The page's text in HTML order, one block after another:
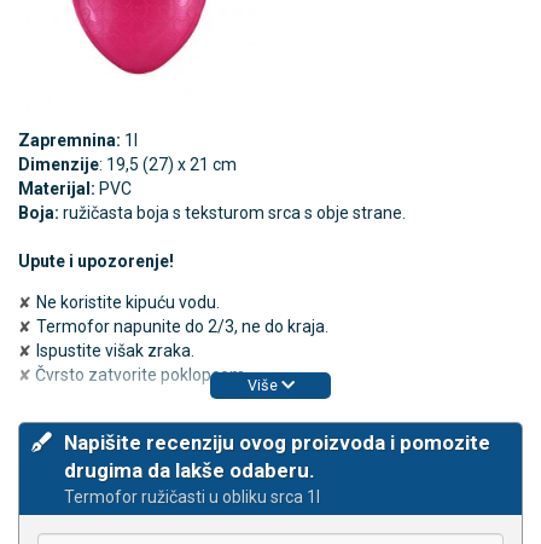
Zapremnina: 1l
Dimenzije: 19,5 (27) x 21 cm
Materijal: PVC
Boja: ružičasta boja s teksturom srca s obje strane.
Upute i upozorenje!
✘ Ne koristite kipuću vodu.
✘ Termofor napunite do 2/3, ne do kraja.
✘ Ispustite višak zraka.
✘ Čvrsto zatvorite poklopcem.
Više
Napišite recenziju ovog proizvoda i pomozite
drugima da lakše odaberu.
Termofor ružičasti u obliku srca 1l